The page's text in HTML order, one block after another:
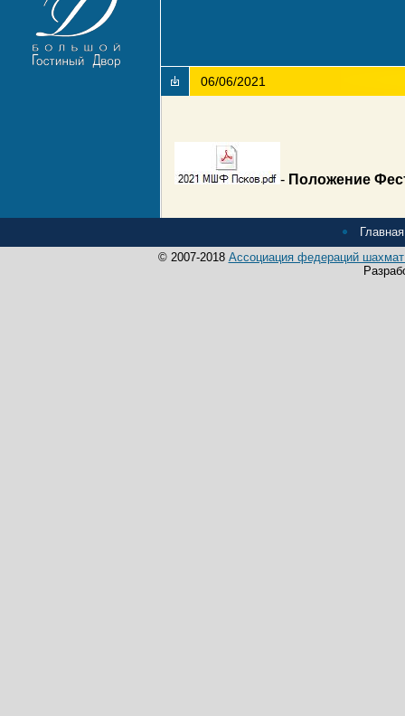
06/06/2021
- Положение
© 2007-2018 Ассоциация федераций